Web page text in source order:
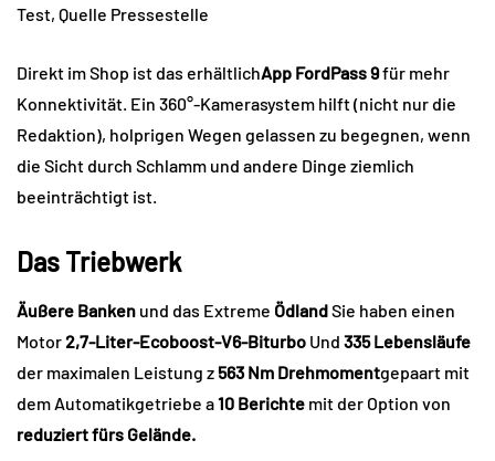
Test, Quelle Pressestelle
Direkt im Shop ist das erhältlichApp FordPass 9für mehr
Konnektivität. Ein 360°-Kamerasystem hilft (nicht nur die
Redaktion), holprigen Wegen gelassen zu begegnen, wenn
die Sicht durch Schlamm und andere Dinge ziemlich
beeinträchtigt ist.
Das Triebwerk
Äußere Banken und das Extreme ÖdlandSie haben einen
Motor2,7-Liter-Ecoboost-V6-Biturbo Und 335 Lebensläufe
der maximalen Leistung z 563 Nm Drehmomentgepaart mit
dem Automatikgetriebe a10 Berichte mit der Option von
reduziert fürs Gelände.